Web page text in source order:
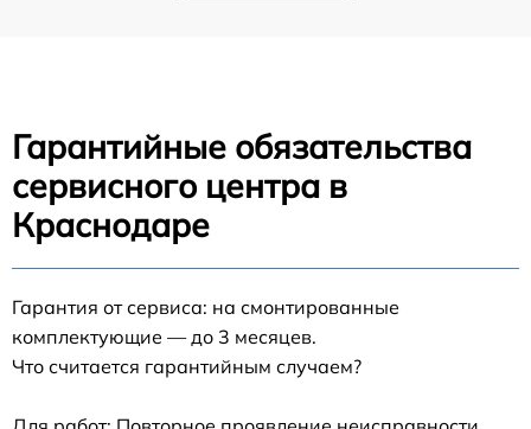
Гарантийные обязательства
сервисного центра в
Краснодаре
Гарантия от сервиса: на смонтированные
комплектующие — до 3 месяцев.
Что считается гарантийным случаем?